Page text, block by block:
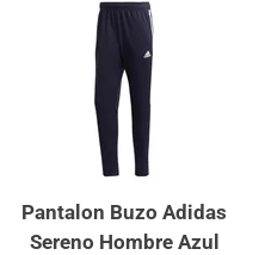
Pantalon Buzo Adidas
Sereno Hombre Azul